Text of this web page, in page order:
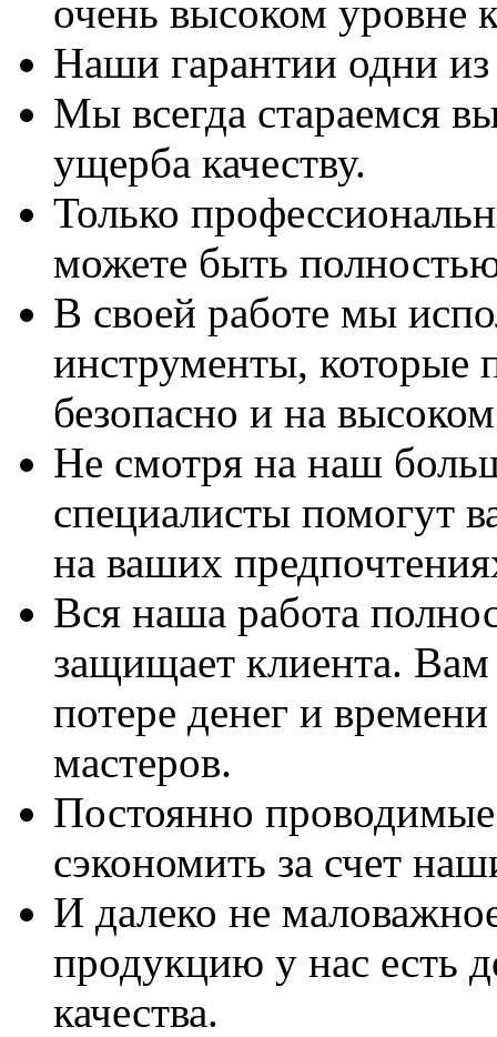
очень высоком уровне
Наши гарантии одни
Мы всегда стараемся
ущерба качеству.
Только
можете быть
В своей работе мы
инструменты, которые
безопасно и на
Не смотря на наш
специалисты помогут
на ваших
Вся наша работа
защищает клиента. Вам
потере денег и
мастеров.
Постоянно
сэкономить за счет
И далеко не
продукцию у нас есть
качества.